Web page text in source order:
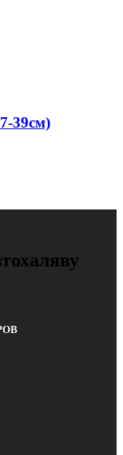
39см)